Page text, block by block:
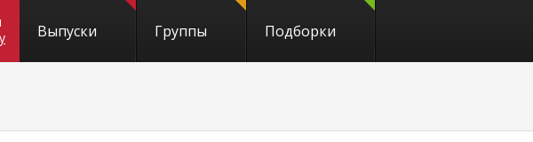
Выпуски Группы Подборки